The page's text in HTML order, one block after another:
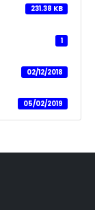
231.38 KB
1
02/12/2018
05/02/2019